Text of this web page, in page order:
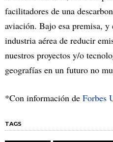
facilitadores de una
aviación. Bajo esa premisa, y
industria aérea de reducir
nuestros proyectos y/o
geografías en un futuro no
*Con información de Forbes
TAGS